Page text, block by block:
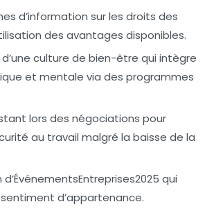
d’information sur les droits des
des avantages disponibles.
culture de bien-être qui intègre
et mentale via des programmes
lors des négociations pour
au travail malgré la baisse de la
d’ÉvénementsEntreprises2025 qui
d’appartenance.